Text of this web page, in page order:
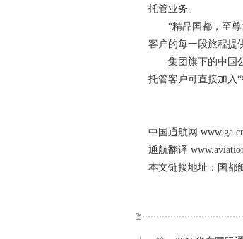
托管业务。
“精品国都，至尊
客户的每一段旅程提
集团旗下的中国公
托管客户可直接加入
中国通航网
通航翻译
本文链接地址： 国都